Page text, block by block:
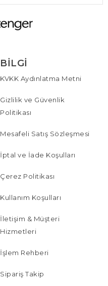
BILGI
KVKK Aydınlatma Metni
Gizlilik ve Güvenlik
Politikası
Mesafeli Satış Sözleşmesi
İptal ve İade Koşulları
Çerez Politikası
Kullanım Koşulları
İletişim & Müşteri
Hizmetleri
İşlem Rehberi
Sipariş Takip